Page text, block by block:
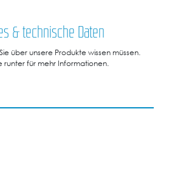
& technische Daten
über unsere Produkte wissen müssen.
runter für mehr Informationen.